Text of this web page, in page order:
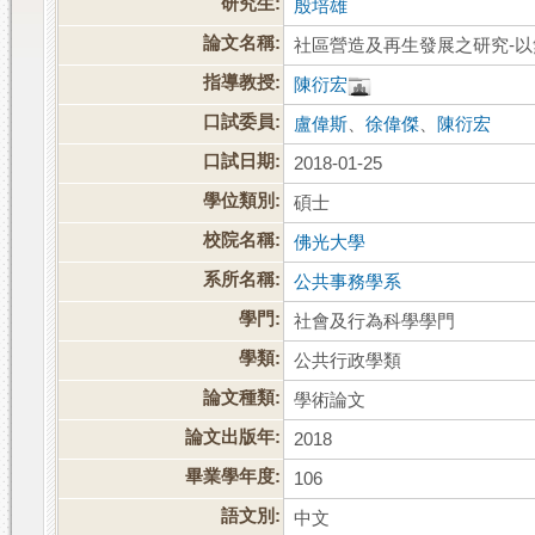
殷培雄
論文名稱:
社區營造及再生發展之研究-
指導教授:
陳衍宏
口試委員:
盧偉斯 、徐偉傑
陳衍宏
口試日期:
2018-01-25
學位類別:
碩士
校院名稱:
佛光大學
系所名稱:
公共事務學系
學門:
社會及行為科學學門
學類:
公共行政學類
論文種類:
學術論文
論文出版年:
2018
畢業學年度:
106
語文別:
中文